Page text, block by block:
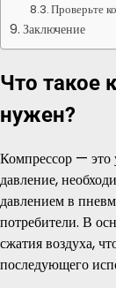
Проверьте
Заключение
Что такое
нужен?
Компрессор — это
давление,
давлением в
потребители. В
сжатия воздуха,
последующего